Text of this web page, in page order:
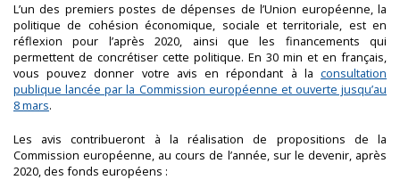
L’un des premiers postes de dépenses de l’Union européenne, la
politique de cohésion économique, sociale et territoriale, est en
réflexion pour l’après 2020, ainsi que les financements qui
permettent de concrétiser cette politique. En 30 min et en français,
vous pouvez donner votre avis en répondant à la consultation
publique lancée par la Commission européenne et ouverte jusqu’au
8 mars.
Les avis contribueront à la réalisation de propositions de la
Commission européenne, au cours de l’année, sur le devenir, après
2020, des fonds européens :